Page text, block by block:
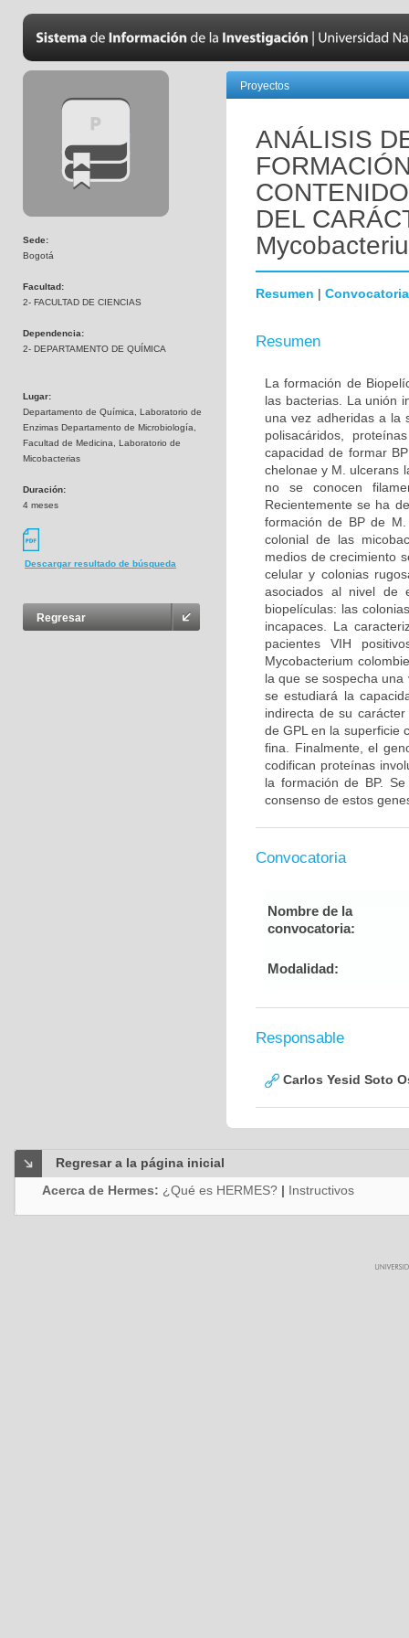
Sede:
Bogotá
Facultad:
2- FACULTAD DE CIENCIAS
Dependencia:
2- DEPARTAMENTO DE QUÍMICA
Lugar:
Departamento de Química, Laboratorio de
Enzimas Departamento de Microbiología,
Facultad de Medicina, Laboratorio de
Micobacterias
Duración:
4 meses
Descargar resultado de búsqueda
Regresar
Proyectos
ANÁLISIS
DEL
Resumen | Convocatoria
Resumen
La formación de
las bacterias. La unión
una vez adheridas a la
polisacáridos,
capacidad de formar
chelonae y M. ulcerans
no se conocen
Recientemente se ha
formación de BP de
colonial de las
medios de crecimiento
celular y colonias
asociados al nivel de
biopelículas: las
incapaces. La
pacientes VIH
Mycobacterium
la que se sospecha
se estudiará la
indirecta de su
de GPL en la superficie
fina. Finalmente, el
codifican proteínas
la formación de BP.
consenso de estos
Convocatoria
Nombre de la
convocatoria:
Modalidad:
Responsable
Carlos Yesid Soto
Regresar a la página inicial
Acerca de Hermes: ¿Qué es HERMES? | Instructivos